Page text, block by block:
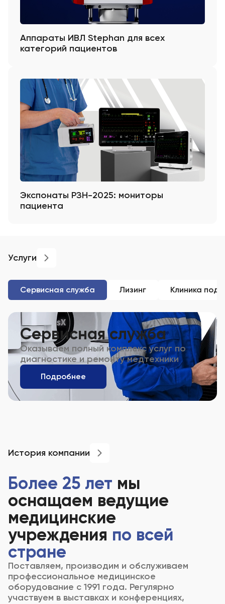
Аппараты ИВЛ Stephan для всех
категорий пациентов
Экспонаты РЗН-2025: мониторы
пациента
Услуги
Сервисная служба Лизинг Клиника под
Сервисная служба
Оказываем полный комплекс услуг по
диагностике и ремонту медтехники
Подробнее
История компании
Более 25 лет мы
оснащаем ведущие
медицинские
учреждения по всей
стране
Поставляем, производим и обслуживаем
профессиональное медицинскоe
оборудованиe с 1991 года. Регулярно
участвуем в выставках и конференциях,